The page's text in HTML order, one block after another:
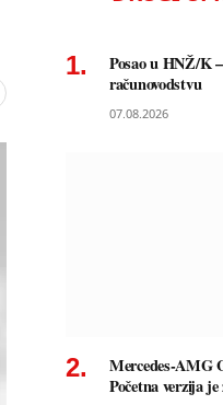
Posao u HNŽ/K
računovodstvu
07.08.2026
Mercedes-AMG
Početna verzija